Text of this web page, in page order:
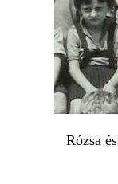
Rózsa és